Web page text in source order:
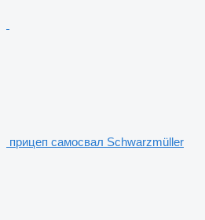
прицеп самосвал Schwarzmüller